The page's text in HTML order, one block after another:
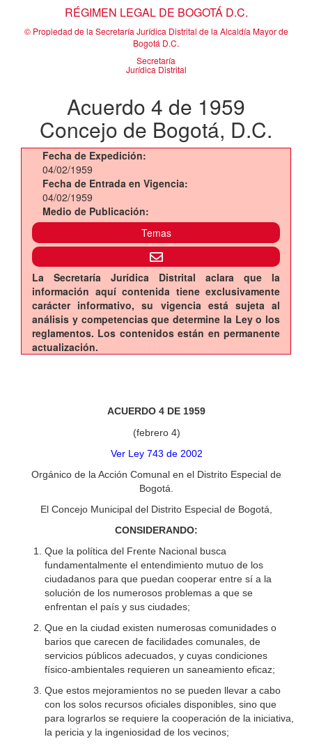
RÉGIMEN LEGAL DE BOGOTÁ D.C.
© Propiedad de la Secretaría Jurídica Distrital de la Alcaldía Mayor de
Bogotá D.C.
Secretaría
Jurídica Distrital
Acuerdo 4 de 1959
Concejo de Bogotá, D.C.
Fecha de Expedición:
04/02/1959
Fecha de Entrada en Vigencia:
04/02/1959
Medio de Publicación:
Temas
La Secretaría Jurídica Distrital aclara que la
información aquí contenida tiene exclusivamente
carácter informativo, su vigencia está sujeta al
análisis y competencias que determine la Ley o los
reglamentos. Los contenidos están en permanente
actualización.
ACUERDO 4 DE 1959
(febrero 4)
Ver Ley 743 de 2002
Orgánico de la Acción Comunal en el Distrito Especial de
Bogotá.
El Concejo Municipal del Distrito Especial de Bogotá,
CONSIDERANDO:
Que la política del Frente Nacional busca
fundamentalmente el entendimiento mutuo de los
ciudadanos para que puedan cooperar entre sí a la
solución de los numerosos problemas a que se
enfrentan el país y sus ciudades;
Que en la ciudad existen numerosas comunidades o
barios que carecen de facilidades comunales, de
servicios públicos adecuados, y cuyas condiciones
físico-ambientales requieren un saneamiento eficaz;
Que estos mejoramientos no se pueden llevar a cabo
con los solos recursos oficiales disponibles, sino que
para lograrlos se requiere la cooperación de la iniciativa,
la pericia y la ingeniosidad de los vecinos;